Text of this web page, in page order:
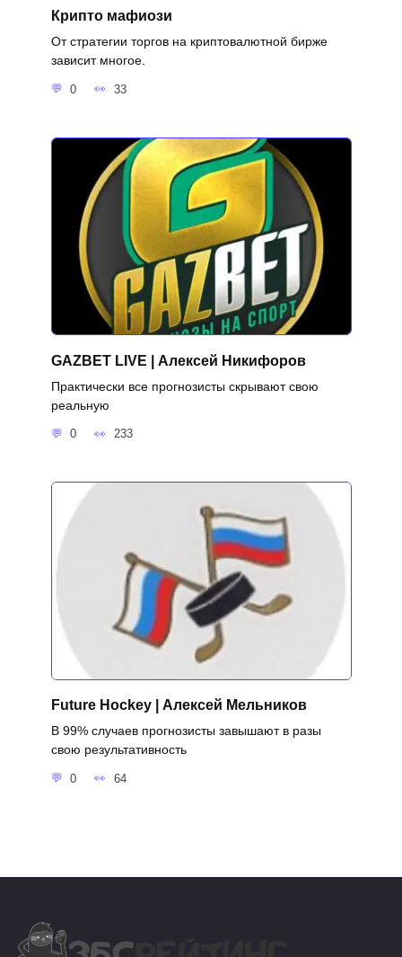
Крипто мафиози
От стратегии торгов на криптовалютной бирже
зависит многое.
0 33
GAZBET LIVE | Алексей Никифоров
Практически все прогнозисты скрывают свою
реальную
0 233
Future Hockey | Алексей Мельников
В 99% случаев прогнозисты завышают в разы
свою результативность
0 64